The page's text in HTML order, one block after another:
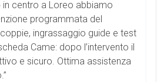
in centro a Loreo abbiamo
programmata del
ingrassaggio guide e test
Came: dopo l’intervento il
e sicuro. Ottima assistenza